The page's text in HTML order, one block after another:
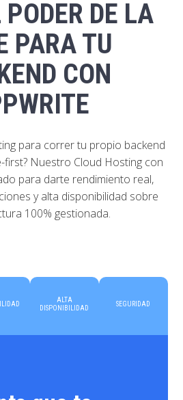
DE LA
PARA TU
CON
para correr tu propio backend
first? Nuestro Cloud Hosting con
para darte rendimiento real,
y alta disponibilidad sobre
100% gestionada.
ALTA
DISPONIBILIDAD
SEGURIDAD